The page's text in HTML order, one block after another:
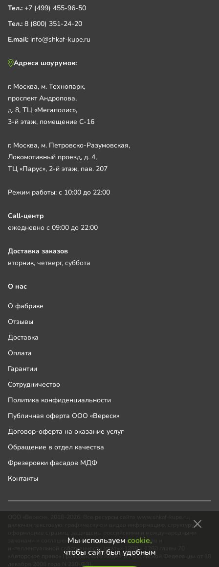
Мы используем cookie,
чтобы сайт был удобным
Тел.: +7 (499) 455-96-50
Тел.: 8 (800) 351-24-20
E.mail: info@shkaf-kupe.ru
Адреса шоурумов:
г. Москва, м. Технопарк,
проспект Андропова,
д. 8, ТЦ «Мегаполис»,
3-й этаж, помещение С-16
г. Москва, м. Петровско-Разумовская,
Локомотивный проезд, д. 4,
ТЦ «Парус», 2-й этаж, пав. 207
Режим работы: с 10:00 до 22:00
Call-центр
ежедневно с 09:00 до 22:00
Доставка заказов
вторник, четверг, суббота
О нас
О фабрике
Отзывы
Доставка
Оплата
Гарантии
Сотрудничество
Политика конфиденциальности
Публичная оферта ООО «Вереск»
Договор-оферта на оказание услуг
Обращение в отдел качества
Фрезеровки фасадов МДФ
Контакты
включая текстовую, графическую и видео информацию, структуру и
законами и соглашениями об охране авторских прав и
интеллектуальной собственности (статьи 1259 и 1260 главы 70
«Авторское право» Гражданского Кодекса Российской Федерации от 18
декабря 2006 года N 230-ФЗ).